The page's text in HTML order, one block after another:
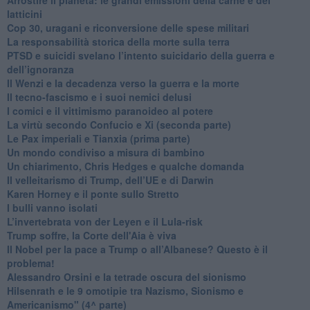
latticini
​Cop 30, uragani e riconversione delle spese militari
La responsabilità storica della morte sulla terra
PTSD e suicidi svelano l’intento suicidario della guerra e
dell’ignoranza
Il Wenzi e la decadenza verso la guerra e la morte
​Il tecno-fascismo e i suoi nemici delusi
​I comici e il vittimismo paranoideo al potere
​La virtù secondo Confucio e Xi (seconda parte)
Le Pax imperiali e Tianxia (prima parte)
Un mondo condiviso a misura di bambino
​Un chiarimento, Chris Hedges e qualche domanda
Il velleitarismo di Trump, dell’UE e di Darwin
​Karen Horney e il ponte sullo Stretto
​I bulli vanno isolati
L’invertebrata von der Leyen e il Lula-risk
Trump soffre, la Corte dell'Aia è viva
​Il Nobel per la pace a Trump o all’Albanese? Questo è il
problema!
​Alessandro Orsini e la tetrade oscura del sionismo
​Hilsenrath e le 9 omotipie tra Nazismo, Sionismo e
Americanismo" (4^ parte)